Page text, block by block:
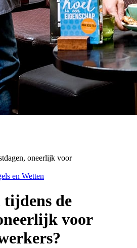
oneerlijk voor
en Wetten
de
voor